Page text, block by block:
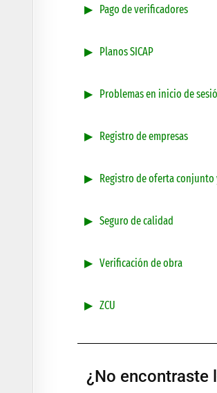
Pago de verificadores
Planos SICAP
Problemas en inicio de
Registro de empresas
Registro de oferta conjunto
Seguro de calidad
Verificación de obra
ZCU
¿No encontraste